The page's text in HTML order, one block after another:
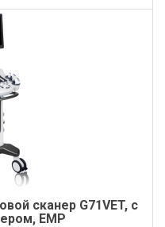
сканер G71VET, с
EMP